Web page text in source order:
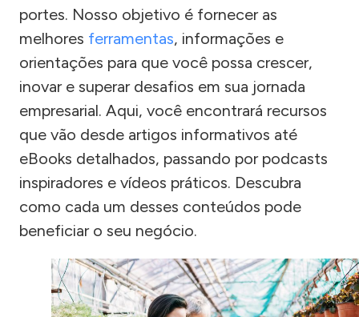
portes. Nosso objetivo é fornecer as
melhores ferramentas, informações e
orientações para que você possa crescer,
inovar e superar desafios em sua jornada
empresarial. Aqui, você encontrará recursos
que vão desde artigos informativos até
eBooks detalhados, passando por podcasts
inspiradores e vídeos práticos. Descubra
como cada um desses conteúdos pode
beneficiar o seu negócio.